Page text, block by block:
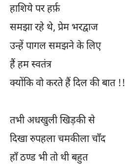
हाशिये पर हर्फ़
समझा रहे थे, प्रेम भरद्वाज
उन्हें पागल समझने के लिए
हैं हम स्वतंत्र
क्योंकि वो करते हैं दिल की बात !!
तभी अधखुली खिड़की से
दिखा रुपहला चमकीला चाँद
हाँ ठण्ड भी तो थी बहुत